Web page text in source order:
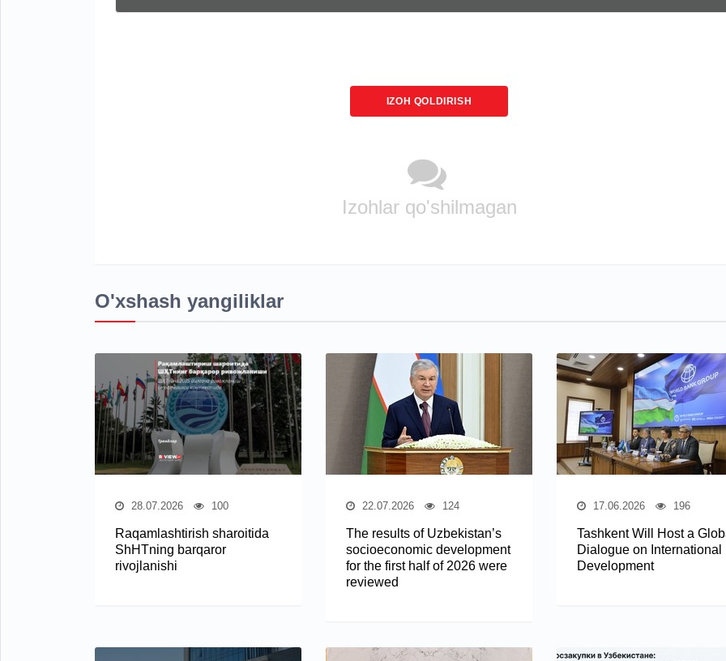
IZOH QOLDIRISH
Izohlar qo'shilmagan
O'xshash yangiliklar
28.07.2026 100
Raqamlashtirish sharoitida
ShHTning barqaror
rivojlanishi
22.07.2026 124
The results of Uzbekistan’s
socioeconomic development
for the first half of 2026 were
reviewed
17.06.2026 196
Tashkent Will Host a
Dialogue on International
Development